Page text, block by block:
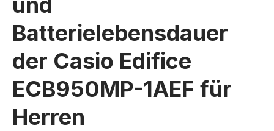
Batterielebensdauer
der Casio Edifice
ECB950MP-1AEF für
Herren